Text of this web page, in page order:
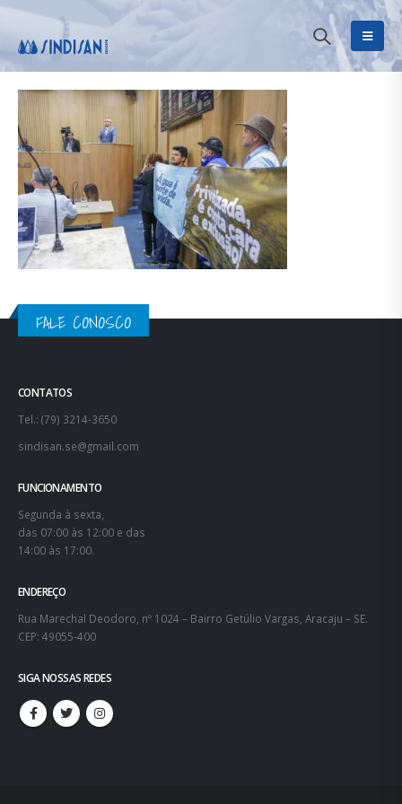
FALE CONOSCO
CONTATOS
Tel.: (79) 3214-3650
sindisan.se@gmail.com
FUNCIONAMENTO
Segunda à sexta,
das 07:00 às 12:00 e das
14:00 às 17:00.
ENDEREÇO
Rua Marechal Deodoro, nº 1024 – Bairro Getúlio Vargas, Aracaju – SE.
CEP: 49055-400
SIGA NOSSAS REDES